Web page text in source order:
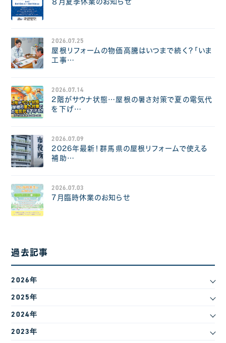
８月夏季休業のお知らせ
2026.07.25
屋根リフォームの物価高騰はいつまで続く？「いま
工事…
2026.07.14
2階がサウナ状態…屋根の暑さ対策で夏の電気代
を下げ…
2026.07.09
2026年最新！群馬県の屋根リフォームで使える
補助…
2026.07.03
7月臨時休業のお知らせ
過去記事
2026年
2025年
2024年
2023年